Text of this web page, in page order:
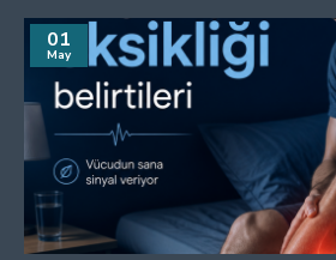
01
May